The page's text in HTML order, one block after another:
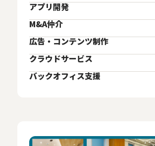
アプリ開発
M&A仲介
広告・コンテンツ制作
クラウドサービス
バックオフィス支援